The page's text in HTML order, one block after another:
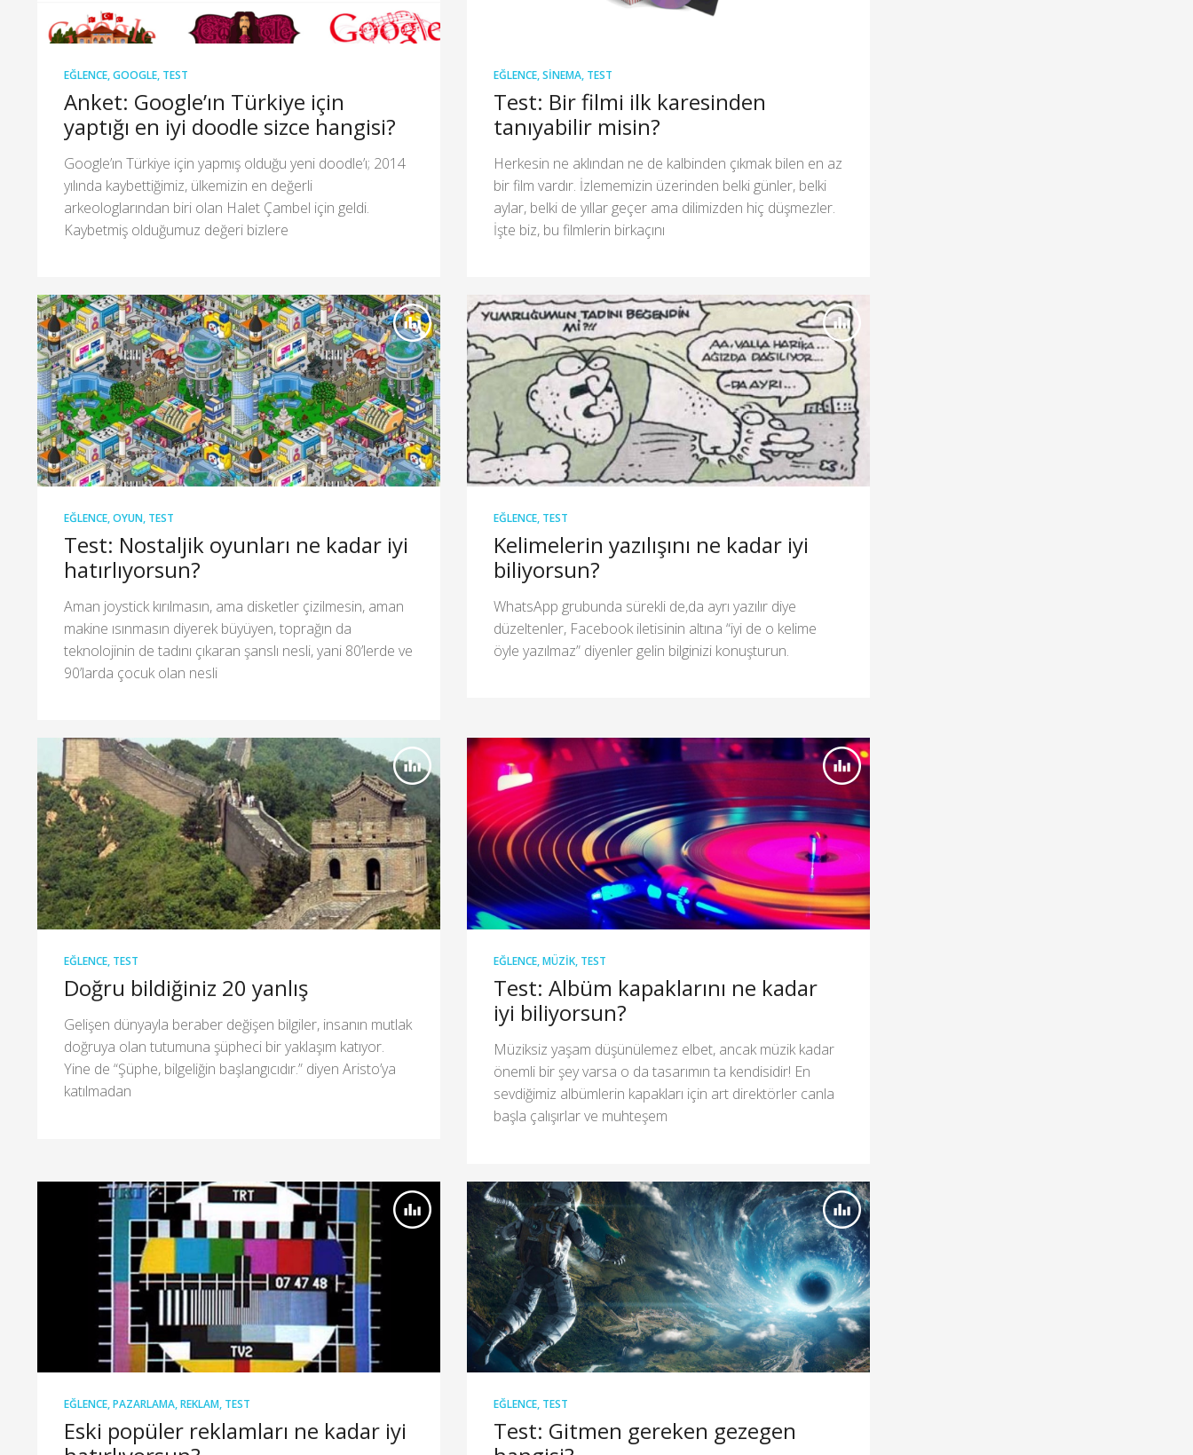
EĞLENCE,GOOGLE, TEST
Anket: Google’ın Türkiye için
yaptığı en iyi doodle sizce hangisi?
Google’ın Türkiye için yapmış olduğu yeni doodle’ı; 2014
yılında kaybettiğimiz, ülkemizin en değerli
arkeologlarından biri olan Halet Çambel için geldi.
Kaybetmiş olduğumuz değeri bizlere
EĞLENCE,SINEMA, TEST
Test: Bir filmi ilk karesinden
tanıyabilir misin?
Herkesin ne aklından ne de kalbinden çıkmak bilen en az
bir film vardır. İzlememizin üzerinden belki günler, belki
aylar, belki de yıllar geçer ama dilimizden hiç düşmezler.
İşte biz, bu filmlerin birkaçını
EĞLENCE,OYUN, TEST
Test: Nostaljik oyunları ne kadar iyi
hatırlıyorsun?
Aman joystick kırılmasın, ama disketler çizilmesin, aman
makine ısınmasın diyerek büyüyen, toprağın da
teknolojinin de tadını çıkaran şanslı nesli, yani 80’lerde ve
90’larda çocuk olan nesli
EĞLENCE, TEST
Kelimelerin yazılışını ne kadar iyi
biliyorsun?
WhatsApp grubunda sürekli de,da ayrı yazılır diye
düzeltenler, Facebook iletisinin altına “iyi de o kelime
öyle yazılmaz” diyenler gelin bilginizi konuşturun.
EĞLENCE, TEST
Doğru bildiğiniz 20 yanlış
Gelişen dünyayla beraber değişen bilgiler, insanın mutlak
doğruya olan tutumuna şüpheci bir yaklaşım katıyor.
Yine de “Şüphe, bilgeliğin başlangıcıdır.” diyen Aristo’ya
katılmadan
EĞLENCE,MÜZIK, TEST
Test: Albüm kapaklarını ne kadar
iyi biliyorsun?
Müziksiz yaşam düşünülemez elbet, ancak müzik kadar
önemli bir şey varsa o da tasarımın ta kendisidir! En
sevdiğimiz albümlerin kapakları için art direktörler canla
başla çalışırlar ve muhteşem
EĞLENCE,PAZARLAMA,REKLAM, TEST
Eski popüler reklamları ne kadar iyi
EĞLENCE, TEST
Test: Gitmen gereken gezegen